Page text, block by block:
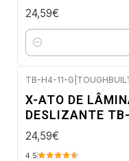
24,59€
Quantidade
TB-H4-11-G
X-ATO DE
DESLIZANTE
24,59€
4.5